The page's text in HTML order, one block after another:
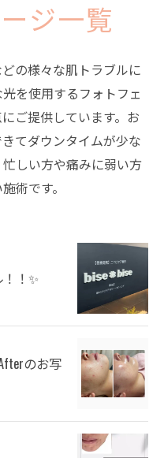
ジ一覧
の様々な肌トラブルに
を使用するフォトフェ
ご提供しています。お
てダウンタイムが少な
しい方や痛みに弱い方
術です。
！✨
のお写